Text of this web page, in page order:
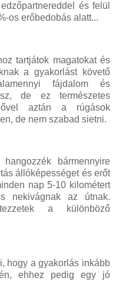
és felül
os erőbedobás alatt...
tartjátok magatokat és
a gyakorlást követő
fájdalom és
de ez természetes
aztán a rúgások
de nem szabad sietni.
bármennyire
állóképességet és erőt
nap 5-10 kilométert
nekivágnak az útnak.
a különböző
hogy a gyakorlás inkább
ehhez pedig egy jó